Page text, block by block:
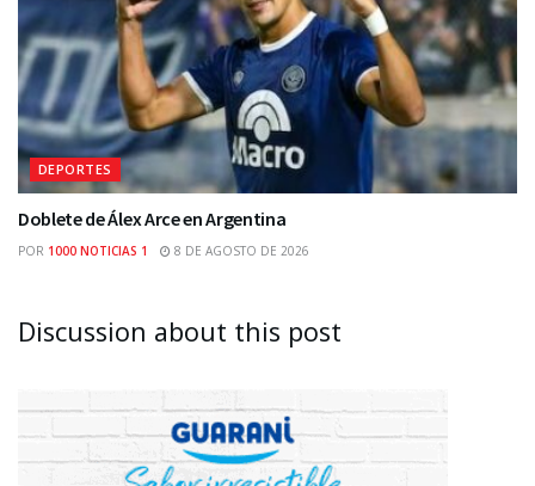
DEPORTES
Doblete de Álex Arce en Argentina
POR 1000 NOTICIAS 1 8 DE AGOSTO DE 2026
Discussion about this post